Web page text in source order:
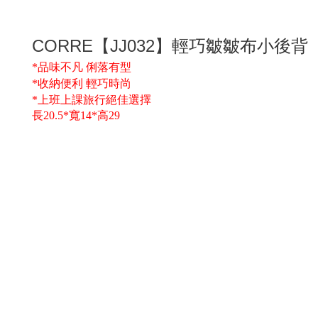
CORRE 【JJ032】 輕巧皺皺布小後背
*品味不凡俐落有型
*收納便利 輕巧時尚
*上班上課旅行絕佳選擇
長20.5*寬14*高29